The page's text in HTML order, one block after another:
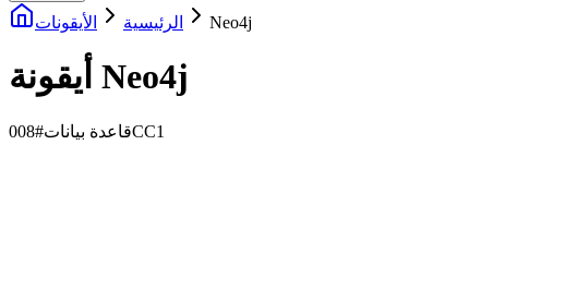
الرئيسية الأيقونات Neo4j
أيقونة Neo4j
قاعدة بيانات#008CC1